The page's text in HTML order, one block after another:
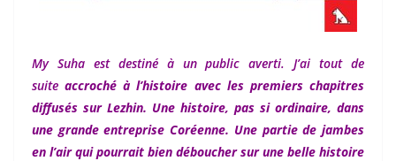
My Suha est destiné à un public averti. J’ai tout de
suiteaccroché à l’histoire avec les premiers chapitres
diffusés sur Lezhin. Une histoire, pas si ordinaire, dans
une grande entreprise Coréenne. Une partie de jambes
en l’air qui pourrait bien déboucher sur une belle histoire